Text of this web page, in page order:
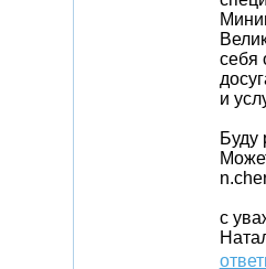
себя
и
Буду
с